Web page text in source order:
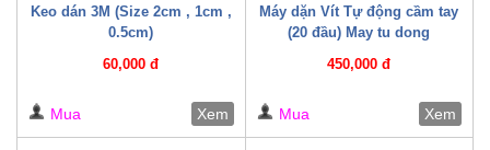
Keo dán 3M (Size 2cm , 1cm ,
0.5cm)
60,000 đ
Mua Xem
Máy dặn Vít Tự động cầm tay
(20 đầu) May tu dong
450,000 đ
Mua Xem